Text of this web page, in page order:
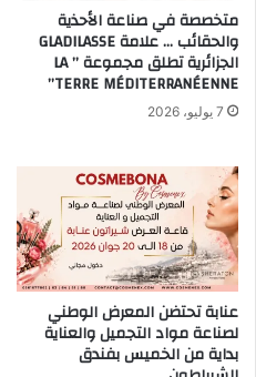
متخصصة في صناعة الأحذية
والحقائب … علامة GLADILASSE
الجزائرية تطلق مجموعة ” LA
TERRE MÉDITERRANÉENNE”
7 يوليو، 2026
عنابة تحتضن المعرض الوطني
لصناعة مواد التجميل والعناية
بداية من الخميس بفندق